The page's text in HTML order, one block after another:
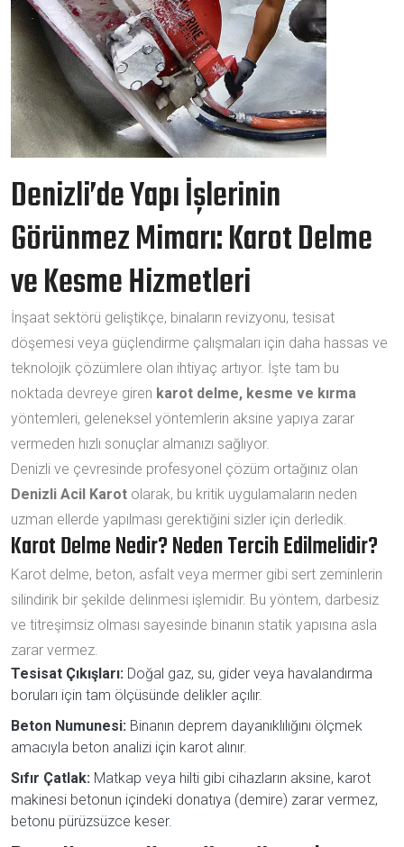
Denizli’de Yapı İşlerinin
Görünmez Mimarı: Karot Delme
ve Kesme Hizmetleri
İnşaat sektörü geliştikçe, binaların revizyonu, tesisat
döşemesi veya güçlendirme çalışmaları için daha hassas ve
teknolojik çözümlere olan ihtiyaç artıyor. İşte tam bu
noktada devreye giren karot delme, kesme ve kırma
yöntemleri, geleneksel yöntemlerin aksine yapıya zarar
vermeden hızlı sonuçlar almanızı sağlıyor.
Denizli ve çevresinde profesyonel çözüm ortağınız olan
Denizli Acil Karot olarak, bu kritik uygulamaların neden
uzman ellerde yapılması gerektiğini sizler için derledik.
Karot Delme Nedir? Neden Tercih Edilmelidir?
Karot delme, beton, asfalt veya mermer gibi sert zeminlerin
silindirik bir şekilde delinmesi işlemidir. Bu yöntem, darbesiz
ve titreşimsiz olması sayesinde binanın statik yapısına asla
zarar vermez.
Tesisat Çıkışları: Doğal gaz, su, gider veya havalandırma
boruları için tam ölçüsünde delikler açılır.
Beton Numunesi: Binanın deprem dayanıklılığını ölçmek
amacıyla beton analizi için karot alınır.
Sıfır Çatlak: Matkap veya hilti gibi cihazların aksine, karot
makinesi betonun içindeki donatıya (demire) zarar vermez,
betonu pürüzsüzce keser.